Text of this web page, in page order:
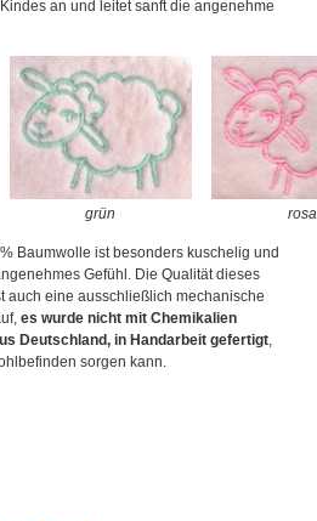
an und leitet sanft die angenehme
grün rosa
Baumwolle ist besonders kuschelig und
Gefühl. Die Qualität dieses
auch eine ausschließlich mechanische
es wurde nicht mit Chemikalien
Deutschland, in Handarbeit gefertigt,
sorgen kann.